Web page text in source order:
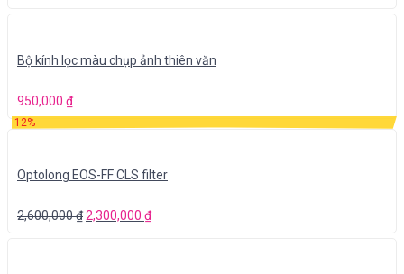
Bộ kính lọc màu chụp ảnh thiên văn
950,000 ₫
-12%
Optolong EOS-FF CLS filter
2,600,000₫2,300,000 ₫